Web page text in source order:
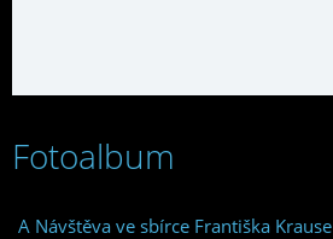
Fotoalbum
A Návštěva ve sbírce Františka Krause